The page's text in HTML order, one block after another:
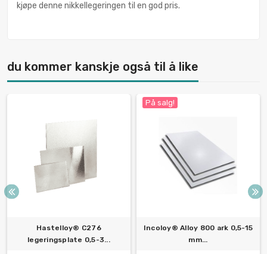
kjøpe denne nikkellegeringen til en god pris.
du kommer kanskje også til å like
Hastelloy® C276
legeringsplate 0,5-3...
På salg!
Incoloy® Alloy 800 ark 0,5-15
mm...